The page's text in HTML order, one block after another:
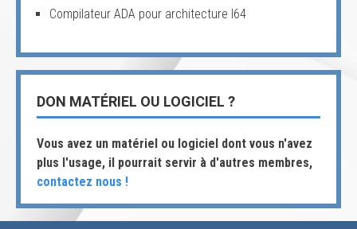
Compilateur ADA pour architecture I64
DON MATÉRIEL OU LOGICIEL ?
Vous avez un matériel ou logiciel dont vous n'avez
plus l'usage, il pourrait servir à d'autres membres,
contactez nous !